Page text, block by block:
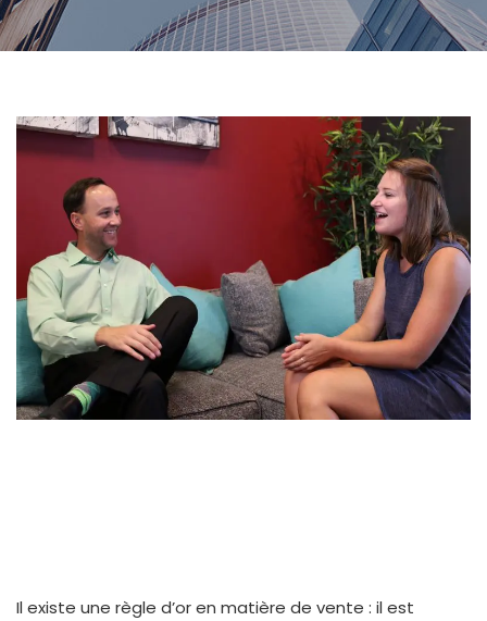
Il existe une règle d’or en matière de vente : il est